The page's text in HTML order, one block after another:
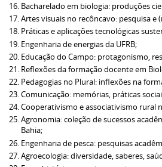
Bacharelado em biologia: produções
Artes visuais no recôncavo: pesquisa e
Práticas e aplicações tecnológicas
Engenharia de energias da UFRB;
Educação do Campo: protagonismo,
Reflexões da formação docente em
Pedagogias no Plural: inflexões na
Comunicação: memórias, práticas
Cooperativismo e associativismo rural
Agronomia: coleção de sucessos
Bahia;
Engenharia de pesca: pesquisas
Agroecologia: diversidade, saberes,